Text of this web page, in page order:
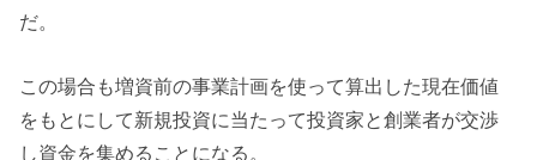
だ。
この場合も増資前の事業計画を使って算出した現在価値
をもとにして新規投資に当たって投資家と創業者が交渉
し資金を集めることになる。